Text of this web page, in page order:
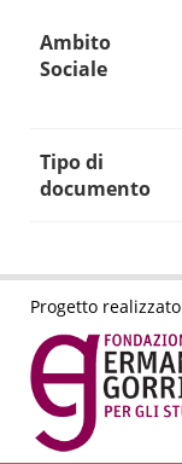
Ambito
Sociale
Tipo di
documento
Progetto